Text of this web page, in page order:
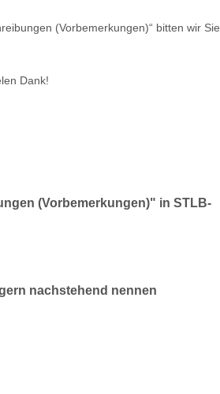
(Vorbemerkungen)“ bitten wir Sie
Dank!
(Vorbemerkungen)" in STLB-
nachstehend nennen